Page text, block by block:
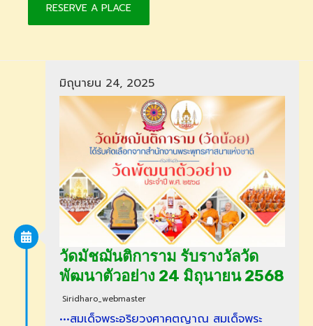
RESERVE A PLACE
มิถุนายน 24, 2025
วัดมัชฌันติการาม รับรางวัลวัด
พัฒนาตัวอย่าง 24 มิถุนายน 2568
Siridharo_webmaster
•••สมเด็จพระอริยวงศาคตญาณ สมเด็จพระ